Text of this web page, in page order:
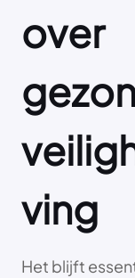
over
ving
Het blijft